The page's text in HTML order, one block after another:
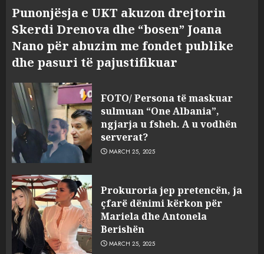
Punonjësja e UKT akuzon drejtorin
Skerdi Drenova dhe “bosen” Joana
Nano për abuzim me fondet publike
dhe pasuri të pajustifikuar
FOTO/ Persona të maskuar
sulmuan “One Albania”,
ngjarja u fsheh. A u vodhën
serverat?
MARCH 25, 2025
Prokuroria jep pretencën, ja
çfarë dënimi kërkon për
Mariela dhe Antonela
Berishën
MARCH 25, 2025